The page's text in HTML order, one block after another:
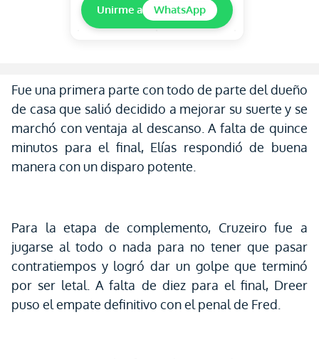
Unirme a WhatsApp
Fue una primera parte con todo de parte del dueño
de casa que salió decidido a mejorar su suerte y se
marchó con ventaja al descanso. A falta de quince
minutos para el final, Elías respondió de buena
manera con un disparo potente.
Para la etapa de complemento, Cruzeiro fue a
jugarse al todo o nada para no tener que pasar
contratiempos y logró dar un golpe que terminó
por ser letal. A falta de diez para el final, Dreer
puso el empate definitivo con el penal de Fred.